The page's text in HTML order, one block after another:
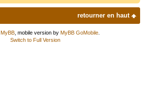
retourner en haut
MyBB, mobile version by MyBB GoMobile.
Switch to Full Version